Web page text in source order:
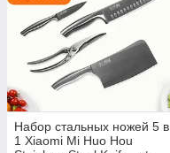
Набор стальных ножей 5 в
1 Xiaomi Mi Huo Hou